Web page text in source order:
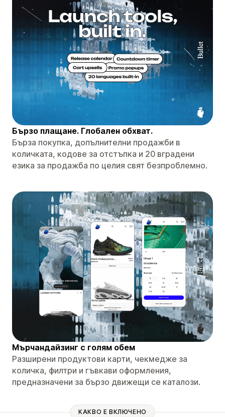
Бързо плащане. Глобален обхват.
Бърза покупка, допълнителни продажби в
количката, кодове за отстъпка и 20 вградени
езика за продажба по целия свят безпроблемно.
Мърчандайзинг с голям обем
Разширени продуктови карти, чекмедже за
количка, филтри и гъвкави оформления,
предназначени за бързо движещи се каталози.
КАКВО Е ВКЛЮЧЕНО